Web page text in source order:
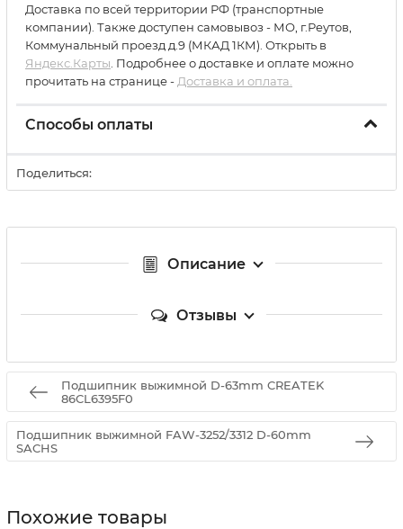
Доставка по всей территории РФ (транспортные
компании). Также доступен самовывоз - МО, г.Реутов,
Коммунальный проезд д.9 (МКАД 1КМ). Открыть в
Яндекс.Карты . Подробнее о доставке и оплате можно
прочитать на странице - Доставка и оплата.
Способы оплаты
Поделиться:
Описание
Отзывы
Подшипник выжимной D-63mm CREATEK
86CL6395F0
Подшипник выжимной FAW-3252/3312 D-60mm
SACHS
Похожие товары